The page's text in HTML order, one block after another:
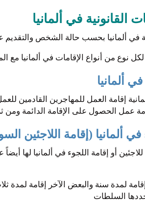
القانونية في ألمانيا
في ألمانيا بحسب حالة الشخص والتقديم
نوع من أنواع الإقامات في ألمانيا مع
ألمانيا
إقامة العمل للمهاجرين القادمين
عمل الحصول على الإقامة الدائمة ومن
في ألمانيا (إقامة اللاجئين
للاجئين أو إقامة اللجوء في ألمانيا
لمدة سنة والبعض الآخر إقامة لمدة
السلطات